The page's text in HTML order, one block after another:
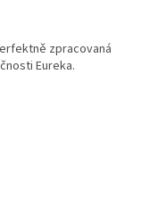
zpracovaná
Eureka.